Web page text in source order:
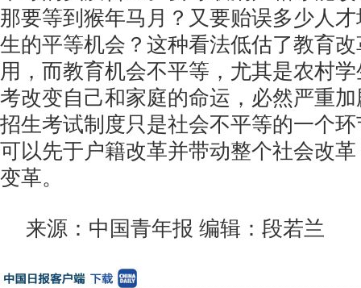
那要等到猴年马月？又要贻误多少人
生的平等机会？这种看法低估了教育
用，而教育机会不平等，尤其是农村
考改变自己和家庭的命运，必然严重
招生考试制度只是社会不平等的一个
可以先于户籍改革并带动整个社会改
变革。
来源：中国青年报 编辑：段若兰